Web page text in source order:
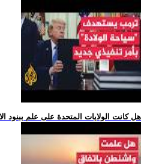
.. هل كانت الولايات المتحدة على علم ببنود